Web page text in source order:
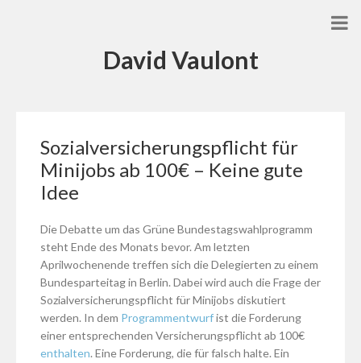
David Vaulont
Sozialversicherungspflicht für
Minijobs ab 100€ – Keine gute
Idee
Die Debatte um das Grüne Bundestagswahlprogramm
steht Ende des Monats bevor. Am letzten
Aprilwochenende treffen sich die Delegierten zu einem
Bundesparteitag in Berlin. Dabei wird auch die Frage der
Sozialversicherungspflicht für Minijobs diskutiert
werden. In dem Programmentwurfist die Forderung
einer entsprechenden Versicherungspflicht ab 100€
enthalten. Eine Forderung, die für falsch halte. Ein